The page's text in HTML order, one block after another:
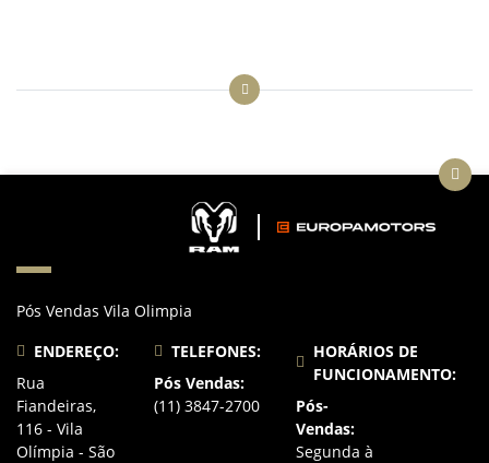
Pós Vendas Vila Olimpia
ENDEREÇO:
Rua
Fiandeiras,
116 - Vila
Olímpia - São
TELEFONES:
Pós Vendas:
(11) 3847-2700
HORÁRIOS DE
FUNCIONAMENTO:
Pós-
Vendas:
Segunda à